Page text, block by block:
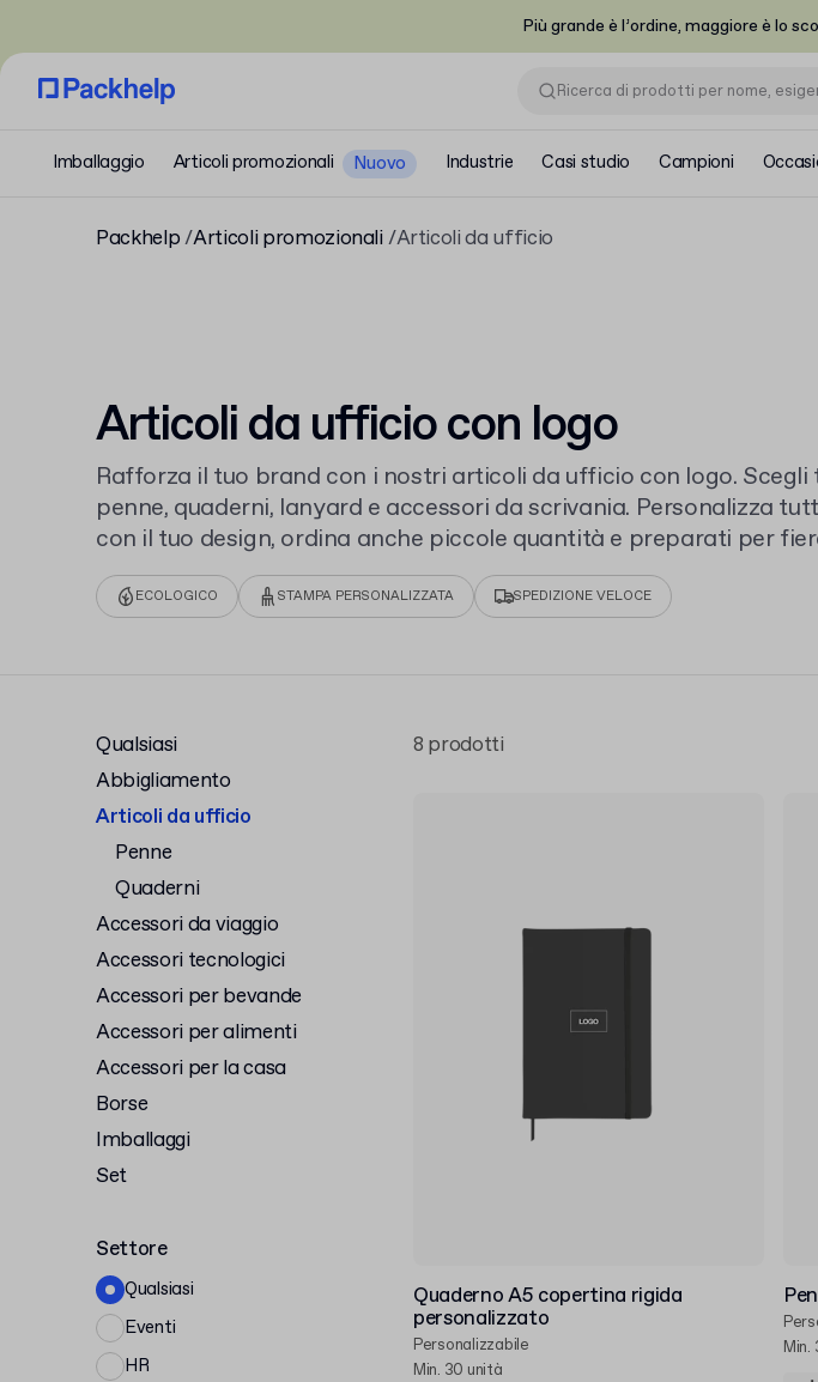
Più grande è l’ordine, maggiore è lo
Imballaggio Articoli promozionali Nuovo Industrie Casi studio Campioni
Packhelp Articoli promozionali Articoli da ufficio
Articoli da ufficio con logo
Rafforza il tuo brand con i nostri articoli da ufficio con logo. Scegli
penne, quaderni, lanyard e accessori da scrivania. Personalizza
con il tuo design, ordina anche piccole quantità e preparati per
onboarding o regali aziendali.
ECOLOGICO STAMPA PERSONALIZZATA SPEDIZIONE VELOCE
Qualsiasi
Abbigliamento
Articoli da ufficio
Penne
Quaderni
Accessori da viaggio
Accessori tecnologici
Accessori per bevande
Accessori per alimenti
Accessori per la casa
Borse
Imballaggi
Set
Settore
Qualsiasi
Eventi
HR
8 prodotti
Quaderno A5 copertina rigida
personalizzato
Personalizzabile
Min. 30 unità
Min.